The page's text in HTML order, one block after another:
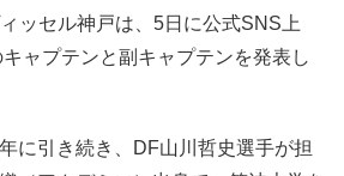
ッセル神戸は、5日に公式SNS上
ャプテンと副キャプテンを発表し
に引き続き、DF山川哲史選手が担